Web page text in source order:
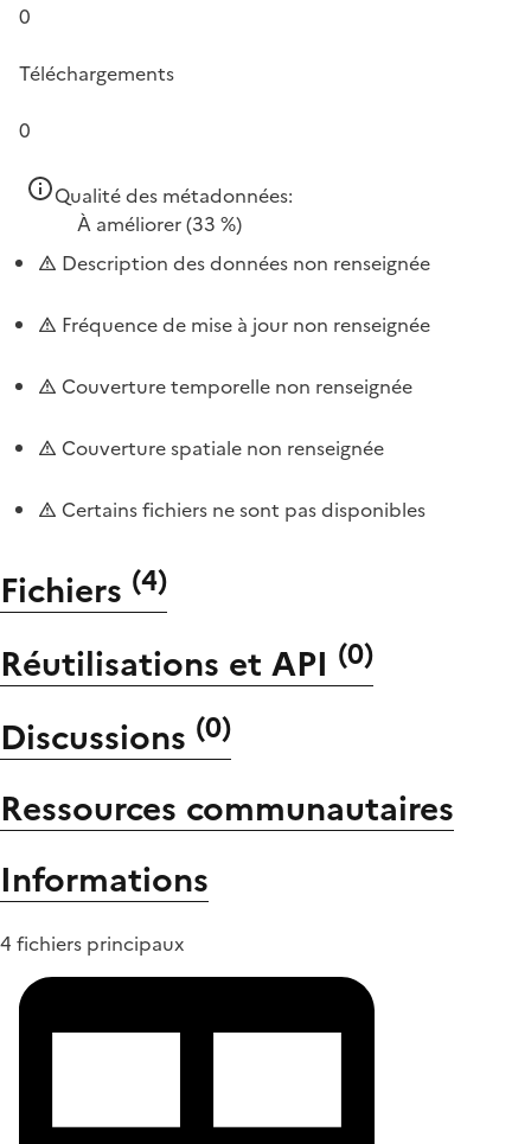
0
Téléchargements
0
Qualité des métadonnées:
À améliorer(33 %)
Description des données non renseignée
Fréquence de mise à jour non renseignée
Couverture temporelle non renseignée
Couverture spatiale non renseignée
Certains fichiers ne sont pas disponibles
Fichiers (4)
Réutilisations et API (0)
Discussions (0)
Ressources communautaires
Informations
4 fichiers principaux